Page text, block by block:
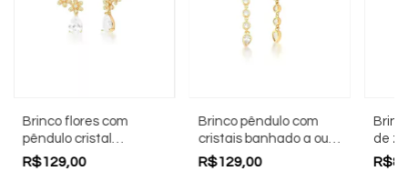
Brinco flores com
pêndulo cristal
banhado a ouro 18k
R$129,00
Brinco pêndulo com
cristais banhado a ouro
18k
R$129,00
de
shell